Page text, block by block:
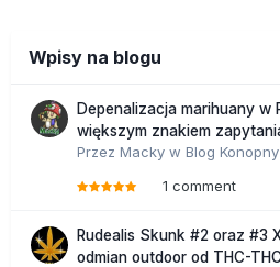
Wpisy na blogu
Depenalizacja marihuany w
większym znakiem
Przez Macky w Blog
1 comment
Rudealis Skunk #2 oraz #3
odmian outdoor od THC-THC